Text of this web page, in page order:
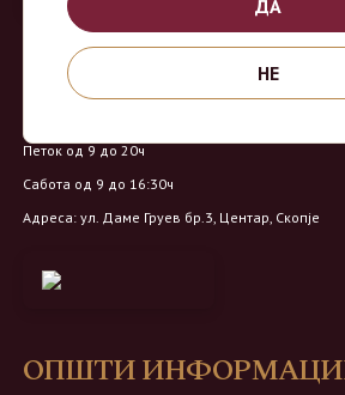
Продавница на Вино Маркет:
Работно време:
Петок од 9 до 20ч
Сабота од 9 до 16:30ч
Адреса: ул. Даме Груев бр.3, Центар, Скопје
ОПШТИ
ДА
НЕ